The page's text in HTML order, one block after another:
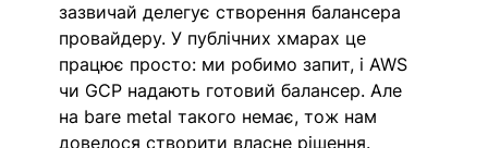
зазвичай делегує створення балансера
провайдеру. У публічних хмарах це
працює просто: ми робимо запит, і AWS
чи GCP надають готовий балансер. Але
на bare metal такого немає, тож нам
довелося створити власне рішення.